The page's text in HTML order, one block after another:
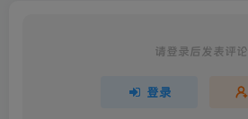
请登录后发表评论
登录